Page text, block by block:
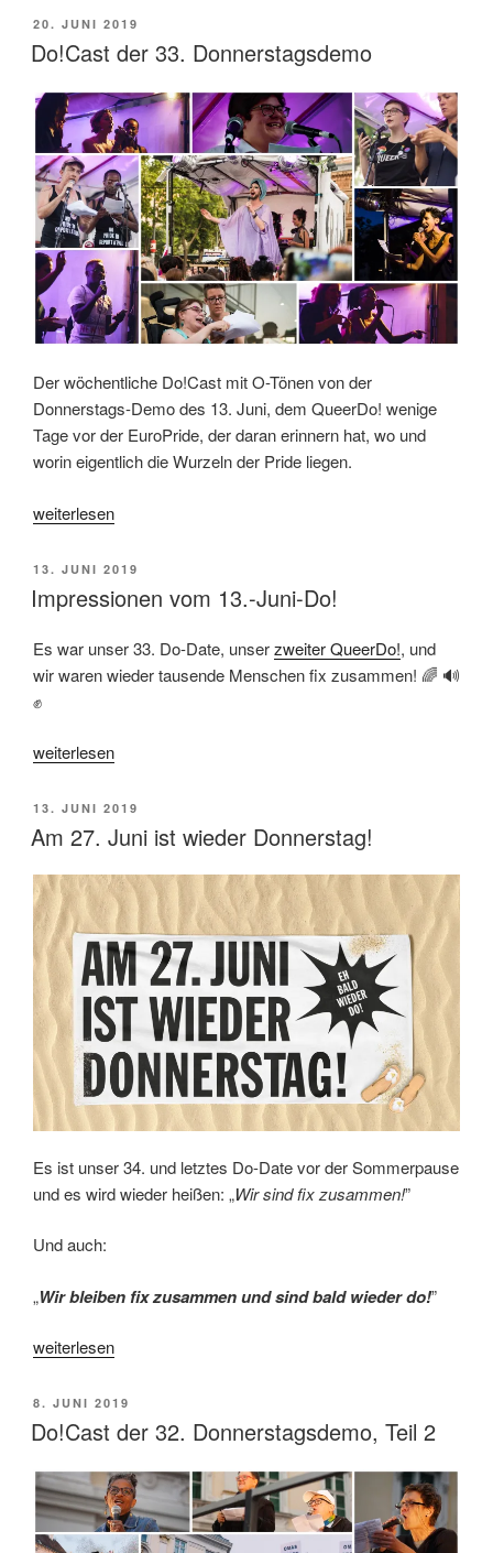
Do!-
Programm“
VERÖFFENTLICHT
AM
20. JUNI 2019
Do!Cast der 33. Donnerstagsdemo
Der wöchentliche Do!Cast mit O-Tönen von der
Donnerstags-Demo des 13. Juni, dem QueerDo! wenige
Tage vor der EuroPride, der daran erinnern hat, wo und
worin eigentlich die Wurzeln der Pride liegen.
„Do!Cast
33.
Donnerstagsdemo“
weiterlesen
VERÖFFENTLICHT
AM
13. JUNI 2019
Impressionen vom 13.-Juni-Do!
Es war unser 33. Do-Date, unserzweiter QueerDo!, und
wir waren wieder tausende Menschen fix zusammen! 🌈 🔊
✊
„Impressionen
13.-
Juni-
weiterlesen
VERÖFFENTLICHT
AM
13. JUNI 2019
Am 27. Juni ist wieder Donnerstag!
Es ist unser 34. und letztes Do-Date vor der Sommerpause
und es wird wieder heißen: „Wir sind fix zusammen!”
Und auch:
„Wir bleiben fix zusammen und sind bald wieder do!”
„Am
Juni
ist
Donnerstag!“
weiterlesen
VERÖFFENTLICHT
AM
8. JUNI 2019
Do!Cast der 32. Donnerstagsdemo, Teil 2